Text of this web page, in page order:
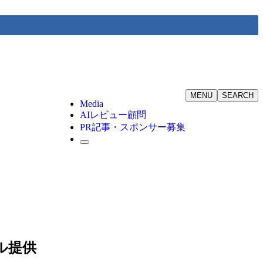
Media
AIレビュー顧問
PR記事・スポンサー募集
SEARCH
MENU
提供